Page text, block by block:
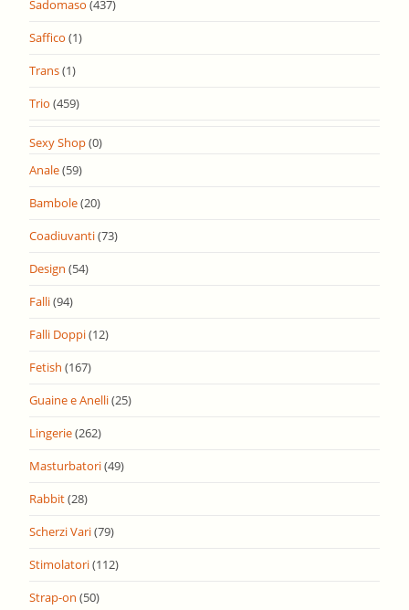
Sadomaso (437)
Saffico (1)
Trans(1)
Trio (459)
Sexy Shop(0)
Anale(59)
Bambole(20)
Coadiuvanti(73)
Design (54)
Falli(94)
Falli Doppi(12)
Fetish (167)
Guaine e Anelli(25)
Lingerie(262)
Masturbatori(49)
Rabbit(28)
Scherzi Vari(79)
Stimolatori(112)
Strap-on (50)